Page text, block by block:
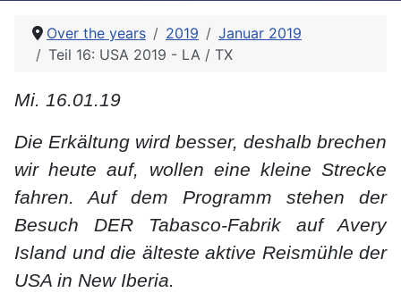
Over the years 2019
Januar 2019
Teil 16: USA 2019 - LA / TX
Mi. 16.01.19
Die Erkältung wird besser, deshalb brechen
wir heute auf, wollen eine kleine Strecke
fahren. Auf dem Programm stehen der
Besuch DER Tabasco-Fabrik auf Avery
Island und die älteste aktive Reismühle der
USA in New Iberia.